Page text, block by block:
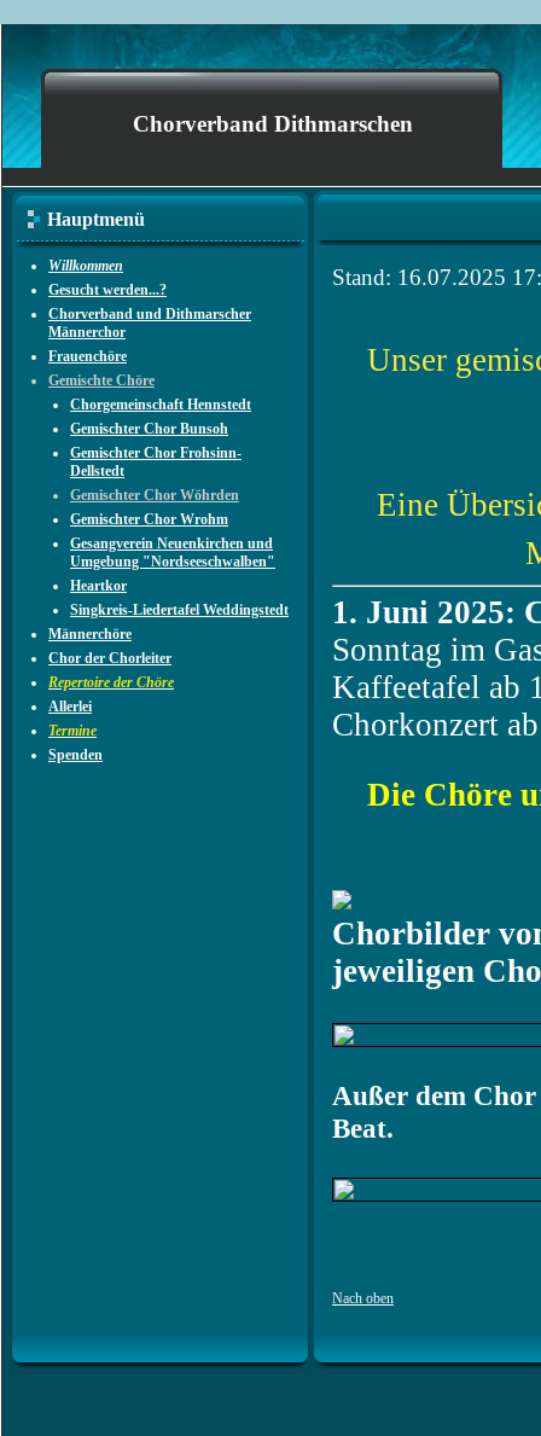
Chorverband Dithmarschen
Hauptmenü
Willkommen
Gesucht werden...?
Chorverband und Dithmarscher
Männerchor
Frauenchöre
Gemischte Chöre
Chorgemeinschaft Hennstedt
Gemischter Chor Bunsoh
Gemischter Chor Frohsinn-
Dellstedt
Gemischter Chor Wöhrden
Gemischter Chor Wrohm
Gesangverein Neuenkirchen und
Umgebung "Nordseeschwalben"
Heartkor
Singkreis-Liedertafel Weddingstedt
Männerchöre
Chor der Chorleiter
Repertoire der Chöre
Allerlei
Termine
Spenden
Stand: 16.07.2025
Unser
Eine
1. Juni 2025:
Sonntag im
Kaffeetafel ab
Chorkonzert
Die Chöre
Chorbilder
jeweiligen
Außer dem
Beat.
Nach oben